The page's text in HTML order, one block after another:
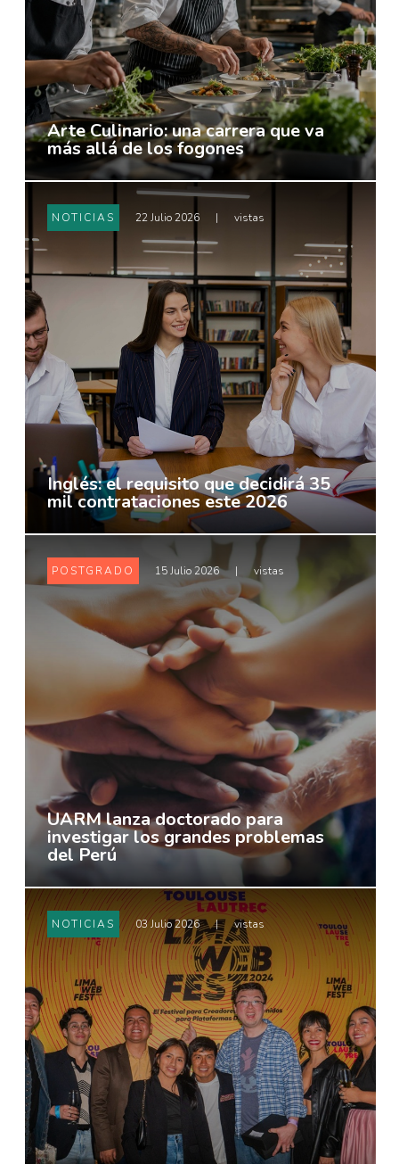
Arte Culinario: una carrera que va
más allá de los fogones
NOTICIAS 22 Julio 2026 | vistas
Inglés: el requisito que decidirá 35
mil contrataciones este 2026
POSTGRADO 15 Julio 2026 | vistas
UARM lanza doctorado para
investigar los grandes problemas
del Perú
NOTICIAS 03 Julio 2026 | vistas